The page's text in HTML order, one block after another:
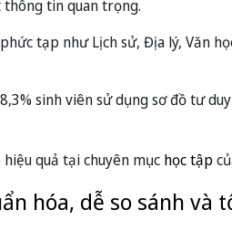
ôn tập
mở rộng với nhiều trường
Hóa học (với hệ thống công
thì động từ, bảng động từ